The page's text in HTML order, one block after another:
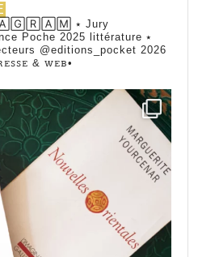
⭑ Jury
Poche 2025 littérature ⭑
@editions_pocket 2026
& ꮃꭼᏼ•